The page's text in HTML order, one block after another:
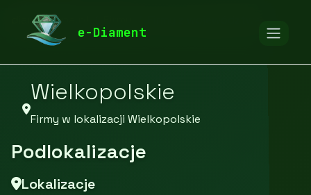
e-Diament
diamentspa.pl
Wielkopolskie
Firmy w lokalizacji Wielkopolskie
Podlokalizacje
Lokalizacje